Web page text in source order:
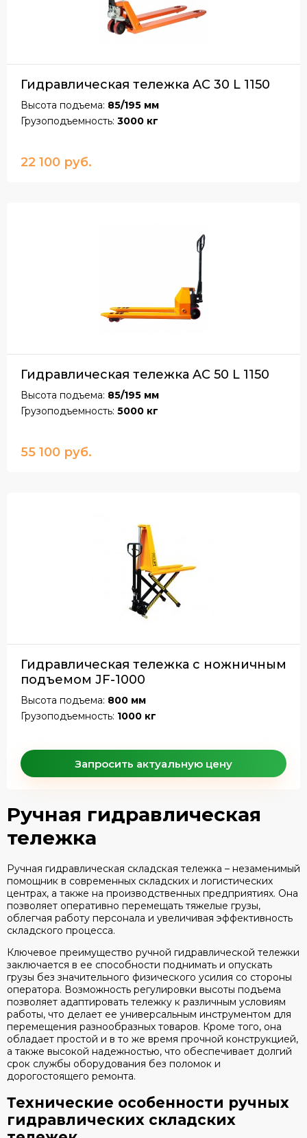
Гидравлическая тележка AC 30 L 1150
Высота подъема: 85/195 мм
Грузоподъемность: 3000 кг
22 100 руб.
Гидравлическая тележка AC 50 L 1150
Высота подъема: 85/195 мм
Грузоподъемность: 5000 кг
55 100 руб.
Гидравлическая тележка c ножничным
подъемом JF-1000
Высота подъема: 800 мм
Грузоподъемность: 1000 кг
Запросить актуальную цену
Ручная гидравлическая
тележка
Ручная гидравлическая складская тележка – незаменимый
помощник в современных складских и логистических
центрах, а также на производственных предприятиях. Она
позволяет оперативно перемещать тяжелые грузы,
облегчая работу персонала и увеличивая эффективность
складского процесса.
Ключевое преимущество ручной гидравлической тележки
заключается в ее способности поднимать и опускать
грузы без значительного физического усилия со стороны
оператора. Возможность регулировки высоты подъема
позволяет адаптировать тележку к различным условиям
работы, что делает ее универсальным инструментом для
перемещения разнообразных товаров. Кроме того, она
обладает простой и в то же время прочной конструкцией,
а также высокой надежностью, что обеспечивает долгий
срок службы оборудования без поломок и
дорогостоящего ремонта.
Технические особенности ручных
гидравлических складских